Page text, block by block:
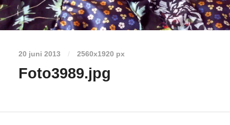
20 juni 2013 / 2560x1920 px
Foto3989.jpg